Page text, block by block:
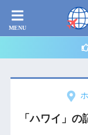
「ハワイ」の